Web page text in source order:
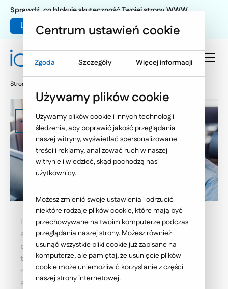
Umów warsztat UX
Sprawdź, co blokuje skuteczność Twojej strony WWW
Strona główna
Zobacz wszystkie oferty
Interesujesz się sprzętem komputerowym,
administracją sieci i serwerami? Lubisz rozwiązywać
problemy, a każdy problem to wyzwanie - im
trudniejszy, tym większa satysfakcja z jego
rozwiązania? Zobacz jak wygląda praca w dziale
administracji technicznej i zdobądź swoje pierwsze
Centrum ustawień cookie
Zgoda Szczegóły Więcej informacji
Używamy plików cookie
Używamy plików cookie i innych technologii
śledzenia, aby poprawić jakość przeglądania
naszej witryny, wyświetlać spersonalizowane
treści i reklamy, analizować ruch w naszej
witrynie i wiedzieć, skąd pochodzą nasi
użytkownicy.
Możesz zmienić swoje ustawienia i odrzucić
niektóre rodzaje plików cookie, które mają być
przechowywane na twoim komputerze podczas
przeglądania naszej strony. Możesz również
usunąć wszystkie pliki cookie już zapisane na
komputerze, ale pamiętaj, że usunięcie plików
cookie może uniemożliwić korzystanie z części
naszej strony internetowej.